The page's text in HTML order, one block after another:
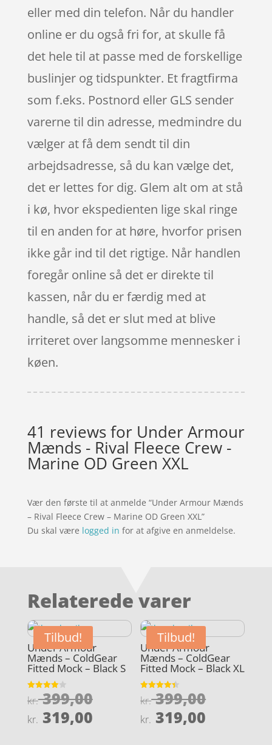
eller med din telefon. Når du handler
online er du også fri for, at skulle få
det hele til at passe med de forskellige
buslinjer og tidspunkter. Et fragtfirma
som f.eks. Postnord eller GLS sender
varerne til din adresse, medmindre du
vælger at få dem sendt til din
arbejdsadresse, så du kan vælge det,
det er lettes for dig. Glem alt om at stå
i kø, hvor ekspedienten lige skal ringe
til en anden for at høre, hvorfor prisen
ikke går ind til det rigtige. Når handlen
foregår online så det er direkte til
kassen, når du er færdig med at
handle, så det er slut med at blive
irriteret over langsomme mennesker i
køen.
41 reviews for Under Armour
Mænds - Rival Fleece Crew -
Marine OD Green XXL
Vær den første til at anmelde “Under Armour Mænds
– Rival Fleece Crew – Marine OD Green XXL”
Du skal være logged in for at afgive en anmeldelse.
Relaterede varer
Tilbud!
Under Armour
Mænds – ColdGear
Fitted Mock – Black S
Vurderet
4
kr.399,00Den
oprindelige
kr. 319,00Den
Tilbud!
Under Armour
Mænds – ColdGear
Fitted Mock – Black XL
Vurderet
4.4
kr.399,00Den
kr. 319,00